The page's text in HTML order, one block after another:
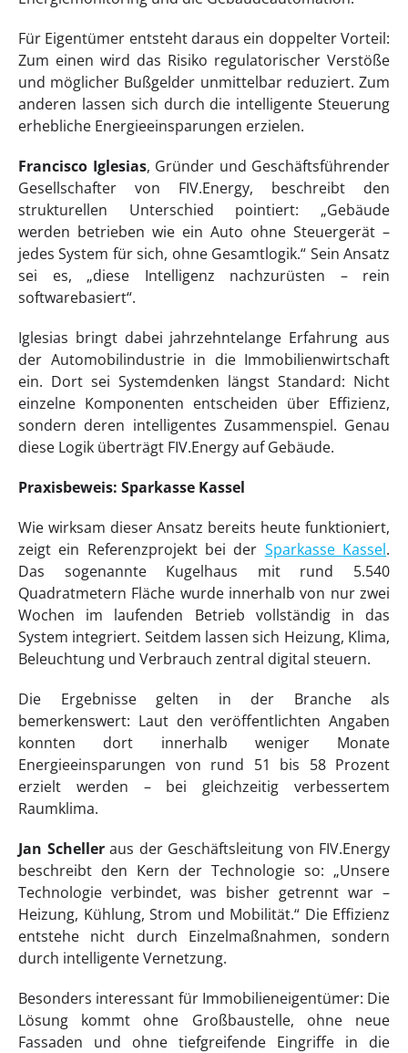
Für Eigentümer entsteht daraus ein doppelter Vorteil:
Zum einen wird das Risiko regulatorischer Verstöße
und möglicher Bußgelder unmittelbar reduziert. Zum
anderen lassen sich durch die intelligente Steuerung
erhebliche Energieeinsparungen erzielen.
Francisco Iglesias, Gründer und Geschäftsführender
Gesellschafter von FIV.Energy, beschreibt den
strukturellen Unterschied pointiert: „Gebäude
werden betrieben wie ein Auto ohne Steuergerät –
jedes System für sich, ohne Gesamtlogik.“ Sein Ansatz
sei es, „diese Intelligenz nachzurüsten – rein
softwarebasiert“.
Iglesias bringt dabei jahrzehntelange Erfahrung aus
der Automobilindustrie in die Immobilienwirtschaft
ein. Dort sei Systemdenken längst Standard: Nicht
einzelne Komponenten entscheiden über Effizienz,
sondern deren intelligentes Zusammenspiel. Genau
diese Logik überträgt FIV.Energy auf Gebäude.
Praxisbeweis: Sparkasse Kassel
Wie wirksam dieser Ansatz bereits heute funktioniert,
zeigt ein Referenzprojekt bei der Sparkasse Kassel.
Das sogenannte Kugelhaus mit rund 5.540
Quadratmetern Fläche wurde innerhalb von nur zwei
Wochen im laufenden Betrieb vollständig in das
System integriert. Seitdem lassen sich Heizung, Klima,
Beleuchtung und Verbrauch zentral digital steuern.
Die Ergebnisse gelten in der Branche als
bemerkenswert: Laut den veröffentlichten Angaben
konnten dort innerhalb weniger Monate
Energieeinsparungen von rund 51 bis 58 Prozent
erzielt werden – bei gleichzeitig verbessertem
Raumklima.
Jan Schelleraus der Geschäftsleitung von FIV.Energy
beschreibt den Kern der Technologie so: „Unsere
Technologie verbindet, was bisher getrennt war –
Heizung, Kühlung, Strom und Mobilität.“ Die Effizienz
entstehe nicht durch Einzelmaßnahmen, sondern
durch intelligente Vernetzung.
Besonders interessant für Immobilieneigentümer: Die
Lösung kommt ohne Großbaustelle, ohne neue
Fassaden und ohne tiefgreifende Eingriffe in die